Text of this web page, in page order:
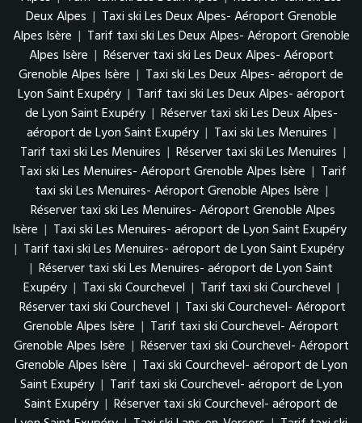
Deux Alpes | Taxi ski Les Deux Alpes- Aéroport Grenoble
Alpes Isère | Tarif taxi ski Les Deux Alpes- Aéroport Grenoble
Alpes Isère | Réserver taxi ski Les Deux Alpes- Aéroport
Grenoble Alpes Isère | Taxi ski Les Deux Alpes- aéroport de
Lyon Saint Exupéry | Tarif taxi ski Les Deux Alpes- aéroport
de Lyon Saint Exupéry | Réserver taxi ski Les Deux Alpes-
aéroport de Lyon Saint Exupéry | Taxi ski Les Menuires |
Tarif taxi ski Les Menuires | Réserver taxi ski Les Menuires |
Taxi ski Les Menuires- Aéroport Grenoble Alpes Isère | Tarif
taxi ski Les Menuires- Aéroport Grenoble Alpes Isère |
Réserver taxi ski Les Menuires- Aéroport Grenoble Alpes
Isère | Taxi ski Les Menuires- aéroport de Lyon Saint Exupéry
| Tarif taxi ski Les Menuires- aéroport de Lyon Saint Exupéry
| Réserver taxi ski Les Menuires- aéroport de Lyon Saint
Exupéry | Taxi ski Courchevel | Tarif taxi ski Courchevel |
Réserver taxi ski Courchevel | Taxi ski Courchevel- Aéroport
Grenoble Alpes Isère | Tarif taxi ski Courchevel- Aéroport
Grenoble Alpes Isère | Réserver taxi ski Courchevel- Aéroport
Grenoble Alpes Isère | Taxi ski Courchevel- aéroport de Lyon
Saint Exupéry | Tarif taxi ski Courchevel- aéroport de Lyon
Saint Exupéry | Réserver taxi ski Courchevel- aéroport de